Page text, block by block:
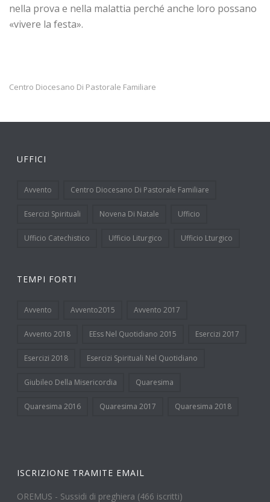
nella prova e nella malattia perché anche loro possano
«vivere la festa».
Centro Diocesano Di Pastorale Familiare
UFFICI
Avvento Centro Diocesano Di Pastorale Familiare
Esercizi Spirituali Novena Di Natale Ufficio
Ufficio Catechistico Ufficio Liturgico Ufficio Lturgico
TEMPI FORTI
Avvento Avvento2015 Avvento 2017
Avvento 2018 EEss Nel Quotidiano 2015 Esercizi 2017
Esercizi 2018 Esercizi Spirituali Nel Quotidiano
Giubileo Della Misericordia Quaresima
Quaresima 2016 Quaresima 2017 Quaresima 2018
ISCRIZIONE TRAMITE EMAIL
OREMUS - Sussidi di preghiera (466 iscritti)